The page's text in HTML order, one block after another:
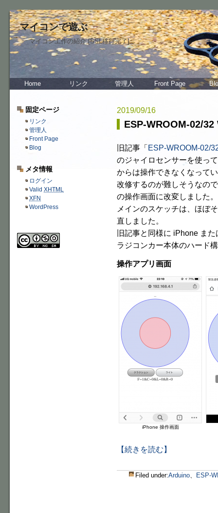
マイコンで遊ぶ
マイコン工作の紹介 [SSL移行完了]
Home リンク 管理人 Front Page
2019/09/16
ESP-WROOM-02/
旧記事「ESP-WROOM-02/
のジャイロセンサーを使っ
からは操作できなくなって
改修するのが難しそうなの
の操作画面に改変しました。
メインのスケッチは、ほぼ
直しました。
旧記事と同様に iPhone ま
ラジコンカー本体のハード
操作アプリ画面
iPhone 操作画面
【続きを読む】
Filed under:Arduino ESP-
固定ページ
リンク
管理人
Front Page
Blog
メタ情報
ログイン
Valid XHTML
XFN
WordPress